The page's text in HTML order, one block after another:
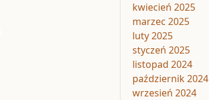
kwiecień 2025
marzec 2025
luty 2025
styczeń 2025
listopad 2024
październik 2024
wrzesień 2024